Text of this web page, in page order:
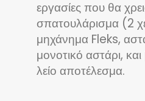
εργασίες που θα
σπατουλάρισμα (2
μηχάνημα Fleks,
μονοτικό αστάρι,
λείο αποτέλεσμα.